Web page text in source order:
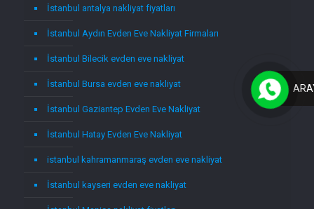
İstanbul antalya nakliyat fiyatları
İstanbul Aydın Evden Eve Nakliyat Firmaları
İstanbul Bilecik evden eve nakliyat
İstanbul Bursa evden eve nakliyat
İstanbul Gaziantep Evden Eve Nakliyat
İstanbul Hatay Evden Eve Nakliyat
istanbul kahramanmaraş evden eve nakliyat
İstanbul kayseri evden eve nakliyat